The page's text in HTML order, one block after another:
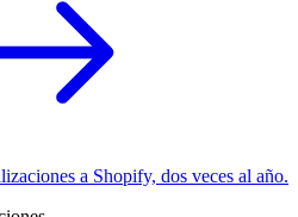
a Shopify, dos veces al año.